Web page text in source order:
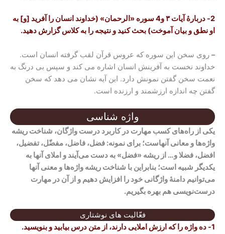
2-
دربارۀ آیات ۳ و4 سوره «الرحمان» (خداوند انسان را آفرید [و] به
او نطق و بیان آموخت) بحث کنید و نتیجه را به کلاس گزارش دهید.
– روی سخن این سوره که عروس قرآن لقب گرفته انسان است.
خداوند نخست به آفرینش انسان اشاره می کند و سپس بی درنگ به
نعمت سخن گفتن نمونش دارد. این آیه نشان می دهد که سخن
گفتن چه اندازه ارزشمند و ارزنده است.
واژه شناسی
یکی از راه‌های کسب مهارت در کاربرد درست واژگان، شناخت ریشه
واژه‌ها و معانی آنهاست؛ برای نمونه: فضل، فاضل، مفضّل، تفضیل،
افضل، فضلا و… از ریشه «فضل» به دست می‌آیند و املای آنها به
یکدیگر شبیه است؛ بنابراین با شناخت ریشه واژه‌ها و معنی آنها
می‌توانیم دامنۀ واژگانی خود را افزایش دهیم و از آن در مهارت
درست‌نویسی هم بهره بگیریم.
فعّالیت های نوشتاری
1- ده واژه را که ارزش املایی دارند، از متن درس بیابید و بنویسید.